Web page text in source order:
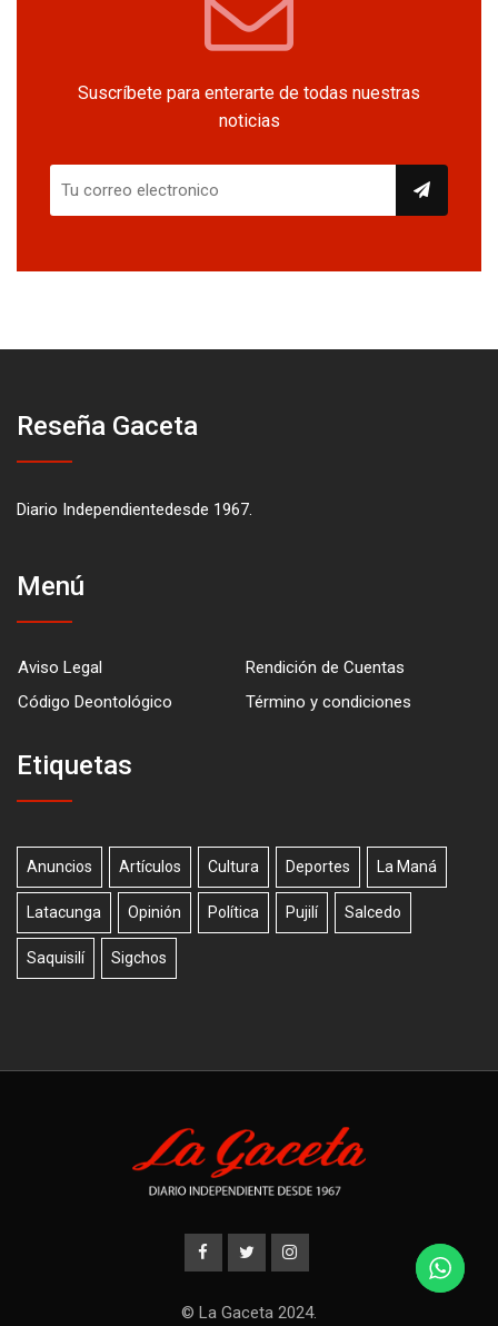
Suscríbete para enterarte de todas nuestras
noticias
Reseña Gaceta
Diario Independientedesde 1967.
Menú
Aviso Legal
Rendición de Cuentas
Código Deontológico
Término y condiciones
Etiquetas
Anuncios Artículos Cultura Deportes La Maná
Latacunga Opinión Política Pujilí Salcedo
Saquisilí Sigchos
© La Gaceta 2024.